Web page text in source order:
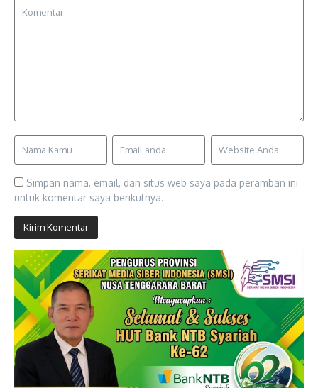
Simpan nama, email, dan situs web saya pada peramban ini
untuk komentar saya berikutnya.